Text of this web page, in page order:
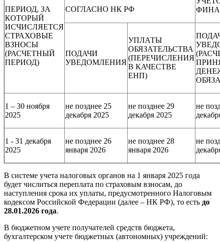
ПЕРИОД, ЗА
КОТОРЫЙ
ИСЧИСЛЯЕТСЯ
СТРАХОВЫЕ
ВЗНОСЫ
(РАСЧЕТНЫЙ
ПЕРИОД)
СОГЛАСНО НК РФ
ПОДАЧИ
УВЕДОМЛЕНИЯ
УПЛАТЫ
ОБЯЗАТЕЛЬСТВА
(ПЕРЕЧИСЛЕНИЯ
В КАЧЕСТВЕ
ЕНП)
1 – 30 ноября
2025
не позднее 25
декабря 2025
не позднее 29
декабря 2025
не
1 - 31 декабря
2025
не позднее 26
января 2026
не позднее 28
января 2026
не
В системе учета налоговых органов на 1 января 2025 года
будет числиться переплата по страховым взносам, до
наступления срока их уплаты, предусмотренного Налоговым
кодексом Российской Федерации (далее – НК РФ), то есть до
28.01.2026 года.
В бюджетном учете получателей средств бюджета,
бухгалтерском учете бюджетных (автономных) учреждений: